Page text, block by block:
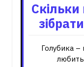
Голубика
любить